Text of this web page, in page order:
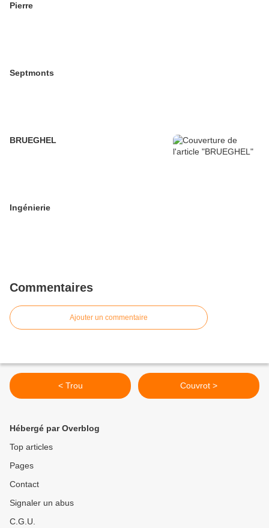
Pierre
Septmonts
BRUEGHEL
Ingénierie
Commentaires
Ajouter un commentaire
< Trou Couvrot >
Hébergé par Overblog
Top articles
Pages
Contact
Signaler un abus
C.G.U.